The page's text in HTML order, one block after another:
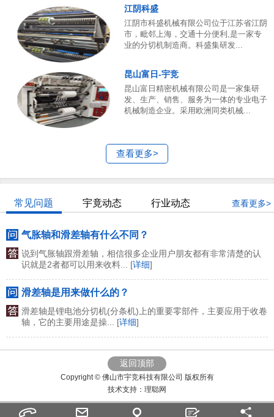
江阴科盛
江阴市科盛机械有限公司位于江苏省江阴
市，毗邻上海，交通十分便利,是一家专
业的分切机制造商。科盛集研发...
昆山富日-宇竞
昆山富日精密机械有限公司是一家集研
发、生产、销售、服务为一体的专业电子
机械制造企业。采用欧洲同类机械...
查看更多>
常见问题 宇竟动态 行业动态 查看更多>
气胀轴和滑差轴有什么不同？
说到气胀轴跟滑差轴，相信很多企业用户朋友都有非常清楚的认
识就是2者都可以用来收料... [详细]
滑差轴是用来做什么的？
滑差轴是锂电池分切机(分条机)上的重要零部件，主要应用于收卷
轴，它的主要用途是操... [详细]
返回顶部
Copyright © 佛山市宇竞科技有限公司 版权所有
技术支持： 理聪网